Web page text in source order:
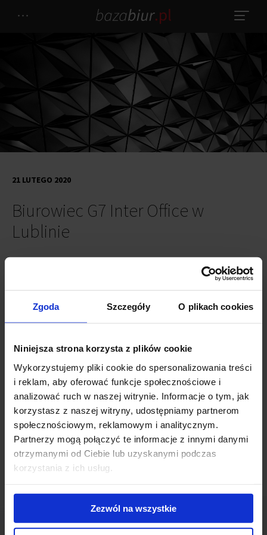
Zgoda Szczegóły O plikach cookies
Niniejsza strona korzysta z plików cookie
Wykorzystujemy pliki cookie do spersonalizowania treści
i reklam, aby oferować funkcje społecznościowe i
analizować ruch w naszej witrynie. Informacje o tym, jak
korzystasz z naszej witryny, udostępniamy partnerom
społecznościowym, reklamowym i analitycznym.
Partnerzy mogą połączyć te informacje z innymi danymi
otrzymanymi od Ciebie lub uzyskanymi podczas
korzystania z ich usług.
Zezwól na wszystkie
Biurowiec G7 Inter Office w
Lublinie
21 LUTEGO 2020
Biurowiec G7 Inter Office powstaje w Lublinie u zbiegu ul. Jana
Pawła II, Gęsiej i al. Kraśnickiej. Inwestycja dostarczy ok. 9 tys. mkw.
powierzchni biurowej i 3 tys. mkw. powierzchni handlowej.
Obiekt będzie posiadać zaplecze parkingowe na około 1,2 tys.
pojazdów. Prace budowlane ruszyły już pod koniec 2019 roku,
wykonany został wykop, w którym obecnie wylewane są
fundamenty biurowca.
Realizacja inwestycji ma się zakończyć pod koniec I półrocza 2021
roku.